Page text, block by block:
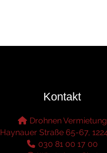
Kontakt
Drohnen Vermietung
Haynauer Straße 65-67,
030 81 00 17 00